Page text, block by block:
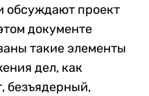
обсуждают проект
документе
такие элементы
дел, как
безъядерный,